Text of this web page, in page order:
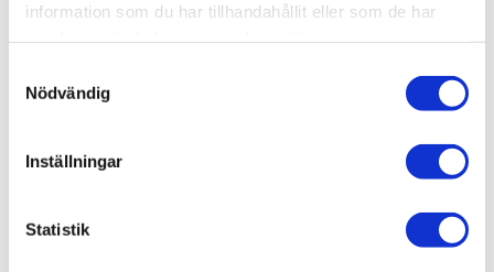
information som du har tillhandahållit eller som de har
Nödvändig
Inställningar
Statistik
En liten men viktig detalj. Ett riktigt bra badrum ska ge
känslan av kvalitet och trygghet. 4Aqua`s produkter har
tillverkade av material och ingående komponenter av
högsta kvalitet, därför ger 4Aqua dig alltid 10 års
Produktinformation